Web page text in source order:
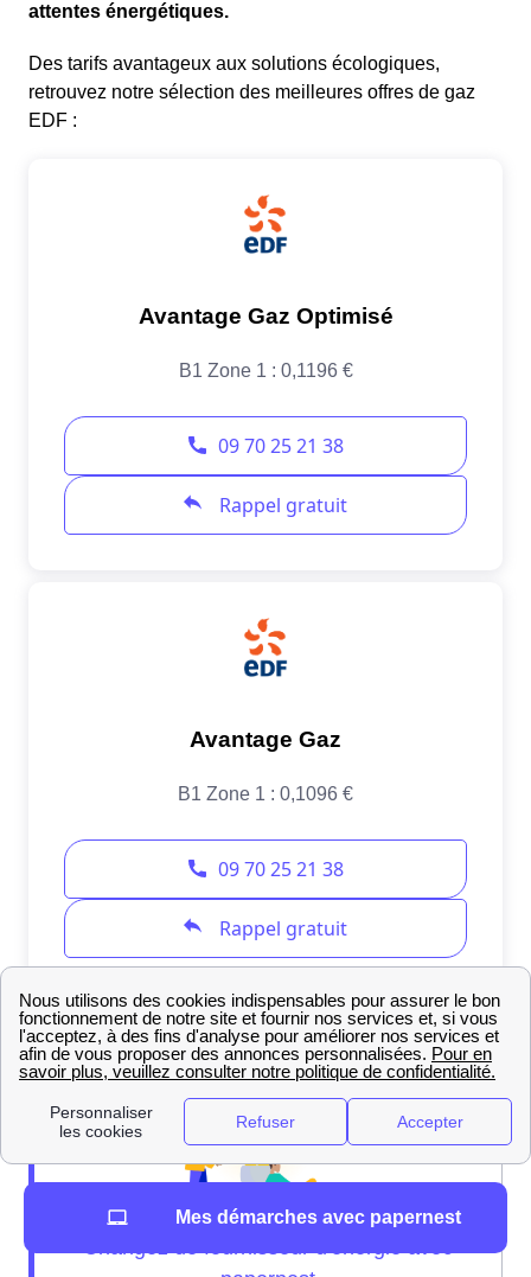
attentes énergétiques.
Des tarifs avantageux aux solutions écologiques,
retrouvez notre sélection des meilleures offres de gaz
EDF :
Mes démarches avec papernest